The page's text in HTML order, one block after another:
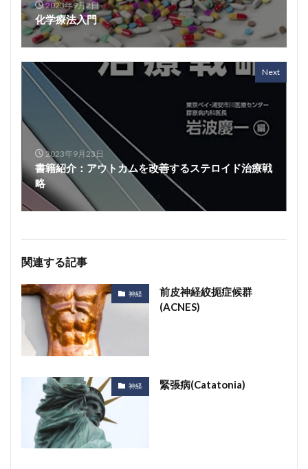
2023年9月2日
化学療法入門
Next
2023年9月23日
書籍紹介：アウトカムを改善するステロイド治療戦
略
関連する記事
神経
前皮神経絞扼症候群
(ACNES)
神経 緊張病(Catatonia)